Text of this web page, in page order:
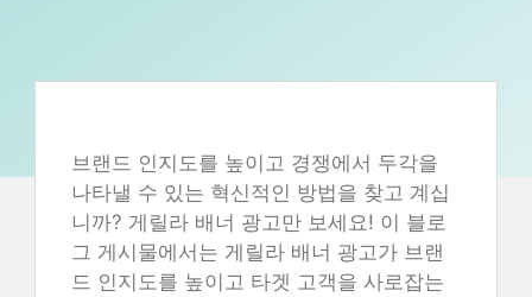
브랜드 인지도를 높이고 경쟁에서 두각을
나타낼 수 있는 혁신적인 방법을 찾고 계십
니까? 게릴라 배너 광고만 보세요! 이 블로
그 게시물에서는 게릴라 배너 광고가 브랜
드 인지도를 높이고 타겟 고객을 사로잡는